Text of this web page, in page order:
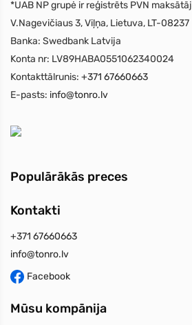
*UAB NP grupė ir reģistrēts PVN
V.Nagevičiaus 3, Viļņa, Lietuva, LT-08237
Banka: Swedbank Latvija
Konta nr: LV89HABA0551062340024
Kontakttālrunis: +371 67660663
E-pasts: info@tonro.lv
Populārākās preces
Kontakti
+371 67660663
info@tonro.lv
Facebook
Mūsu kompānija